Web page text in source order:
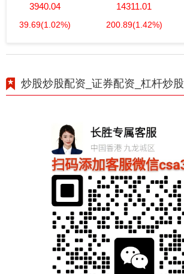
3940.04
39.69(1.02%)
14311.01
200.89(1.42%)
炒股炒股配资_证券配资_杠杆炒股